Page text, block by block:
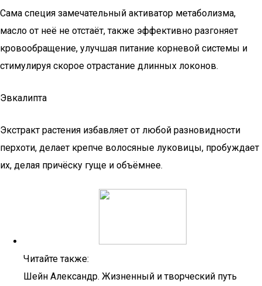
Сама специя замечательный активатор метаболизма,
масло от неё не отстаёт, также эффективно разгоняет
кровообращение, улучшая питание корневой системы и
стимулируя скорое отрастание длинных локонов.
Эвкалипта
Экстракт растения избавляет от любой разновидности
перхоти, делает крепче волосяные луковицы, пробуждает
их, делая причёску гуще и объёмнее.
Читайте также:
Шейн Александр. Жизненный и творческий путь